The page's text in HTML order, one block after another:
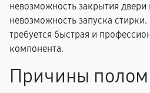
невозможность закрытия двери
невозможность запуска стирки.
требуется быстрая и
компонента.
Причины